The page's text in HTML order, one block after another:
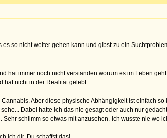
so nicht weiter gehen kann und gibst zu ein
hat immer noch nicht verstanden worum es im Leben
hat nicht in der Realität gelebt.
Aber diese physische Abhängigkeit ist einfach so
Dabei hatte ich das nie gesagt oder auch nur
schlimm so etwas mit anzusehen. Ich wusste nie wo